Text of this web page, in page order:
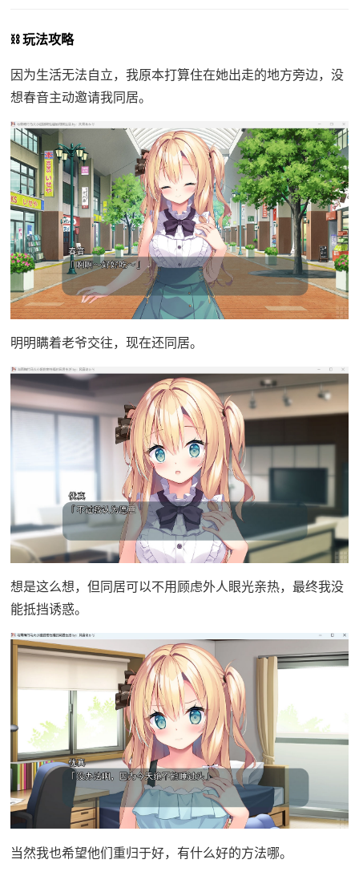
⛓️ 玩法攻略
因为生活无法自立，我原本打算住在她出走的地方旁边，没
想春音主动邀请我同居。
明明瞒着老爷交往，现在还同居。
想是这么想，但同居可以不用顾虑外人眼光亲热，最终我没
能抵挡诱惑。
当然我也希望他们重归于好，有什么好的方法哪。